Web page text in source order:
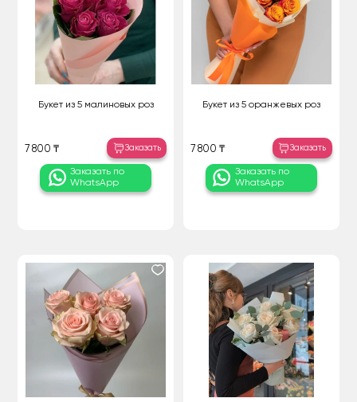
Букет из 5 малиновых роз
7 800 ₸ Заказать
Заказать по
WhatsApp
Букет из 5 оранжевых роз
7 800 ₸ Заказать
Заказать по
WhatsApp